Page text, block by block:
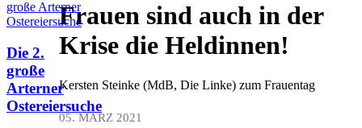
Die 2.
große
Arterner
Ostereiersuche
Frauen sind auch in der
Krise die Heldinnen!
Kersten Steinke (MdB, Die Linke) zum Frauentag
05. MÄRZ 2021